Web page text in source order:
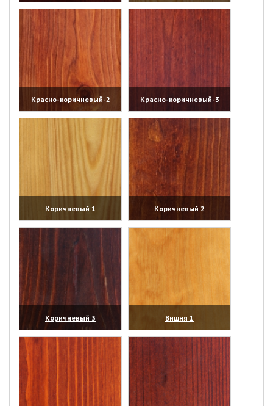
(увеличить)
(увеличить)
Красно-коричневый-2
(увеличить)
Красно-коричневый-3
(увеличить)
Коричневый 1
(увеличить)
Коричневый 2
(увеличить)
Коричневый 3
(увеличить)
Вишня 1
(увеличить)